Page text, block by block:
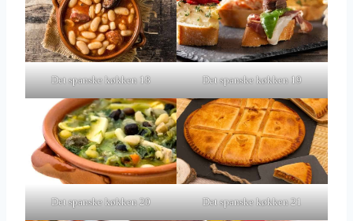
Det spanske køkken 18 Det spanske køkken 19
Det spanske køkken 20 Det spanske køkken 21